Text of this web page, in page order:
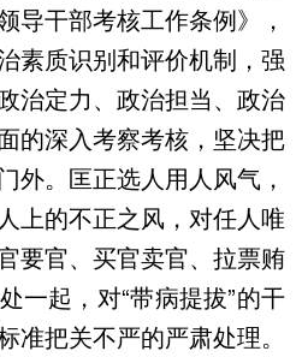
导干部考核工作条例》，
素质识别和评价机制，强
治定力、政治担当、政治
的深入考察考核，坚决把
外。匡正选人用人风气，
上的不正之风，对任人唯
要官、买官卖官、拉票贿
一起，对“带病提拔”的干
准把关不严的严肃处理。